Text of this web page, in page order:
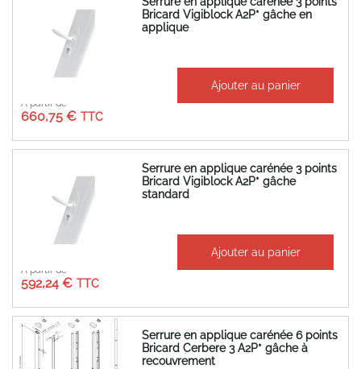
Bricard Vigiblock A2P* gâche en
applique
À partir de
660,75 €
Ajouter au panier
Serrure en applique carénée 3 points
Bricard Vigiblock A2P* gâche
standard
À partir de
592,24 €
Ajouter au panier
Serrure en applique carénée 6 points
Bricard Cerbere 3 A2P* gâche à
recouvrement